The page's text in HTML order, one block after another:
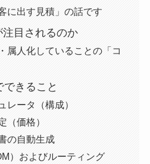
に出す見積」の話です
目されるのか
属人化していることの「コ
きること
レータ（構成）
（価格）
の自動生成
）およびルーティング